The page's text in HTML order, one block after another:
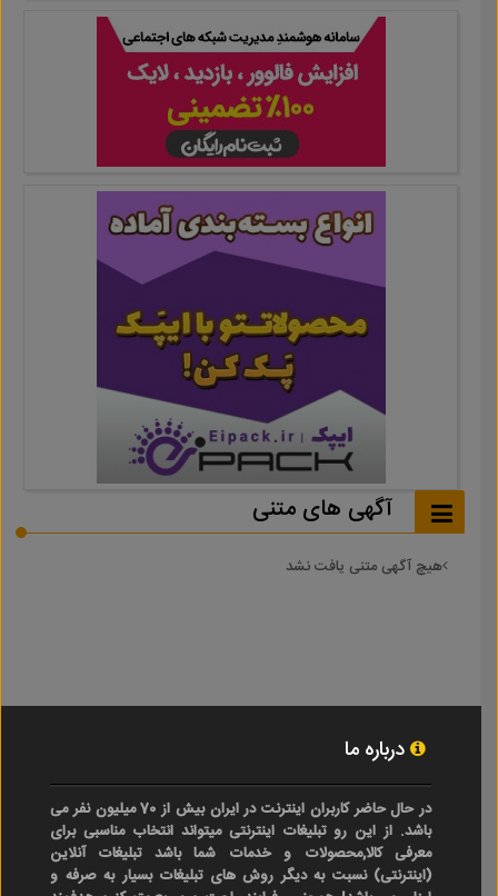
آگهی های متنی
هیچ آگهی متنی یافت نشد
درباره ما
در حال حاضر کاربران اینترنت در ایران بیش از 70 میلیون نفر می
باشد. از این رو تبلیغات اینترنتی میتواند انتخاب مناسبی برای
معرفی کالا,محصولات و خدمات شما باشد تبلیغات آنلاین
(اینترنتی) نسبت به دیگر روش های تبلیغات بسیار به صرفه و